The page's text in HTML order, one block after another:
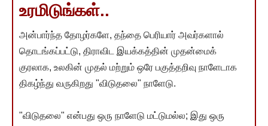
உரமிடுங்கள்..
அன்பார்ந்த தோழர்களே, தந்தை பெரியார் அவர்களால்
தொடங்கப்பட்டு, திராவிட இயக்கத்தின் முதன்மைக்
குரலாக, உலகின் முதல் மற்றும் ஒரே பகுத்தறிவு நாளேடாக
திகழ்ந்து வருகிறது "விடுதலை" நாளேடு.
"விடுதலை" என்பது ஒரு நாளேடு மட்டுமல்ல; இது ஒரு